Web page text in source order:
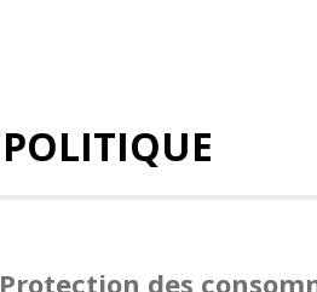
POLITIQUE
Protection des